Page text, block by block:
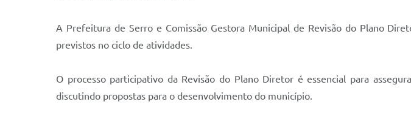
A Prefeitura de Serro e Comissão Gestora Municipal de Revisão do Plano
previstos no ciclo de atividades.
O processo participativo da Revisão do Plano Diretor é essencial para
discutindo propostas para o desenvolvimento do município.